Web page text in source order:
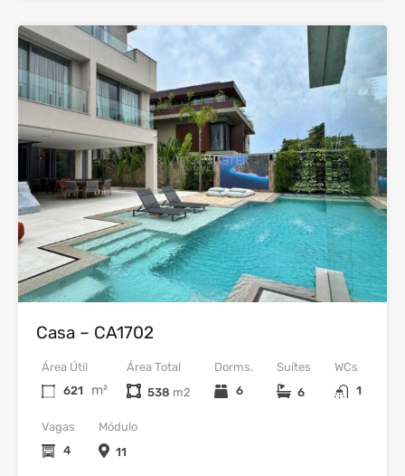
37
Venda
Casa – CA1702
Dorms.
6
WCs
1
Área Útil
621
m²
Vagas
4
Área Total
538
Suítes
6
Módulo
11